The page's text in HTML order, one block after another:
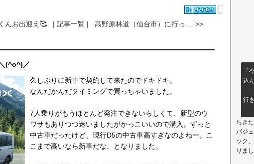
んお出迎え🥰 | 記事一覧 | 高野原林道（仙台市）に行っ ... >>
(^o^)／
久しぶりに新車で契約して来たのでドキドキ。
なんだかんだタイミングで買っちゃいました。
7人乗りがもうほとんど発注できないらしくて、新型のウ
ワサもありつつ迷いましたがかっこいいので購入。ずっと
中古車だったけど、現行D5の中古車高すぎなのよねー。こ
こまで高いなら新車だな、となりました。
「
込
行
ちき
パジ
ック
りま